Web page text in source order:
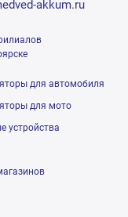
akkum.ru
для автомобиля
для мото
устройства